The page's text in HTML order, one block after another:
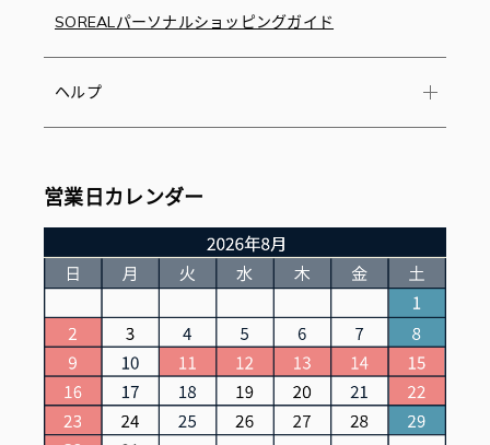
SOREALパーソナルショッピングガイド
ヘルプ
営業日カレンダー